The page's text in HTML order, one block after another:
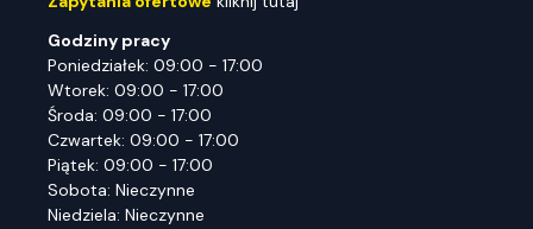
Godziny pracy
Poniedziałek: 09:00 - 17:00
Wtorek: 09:00 - 17:00
Środa: 09:00 - 17:00
Czwartek: 09:00 - 17:00
Piątek: 09:00 - 17:00
Sobota: Nieczynne
Niedziela: Nieczynne